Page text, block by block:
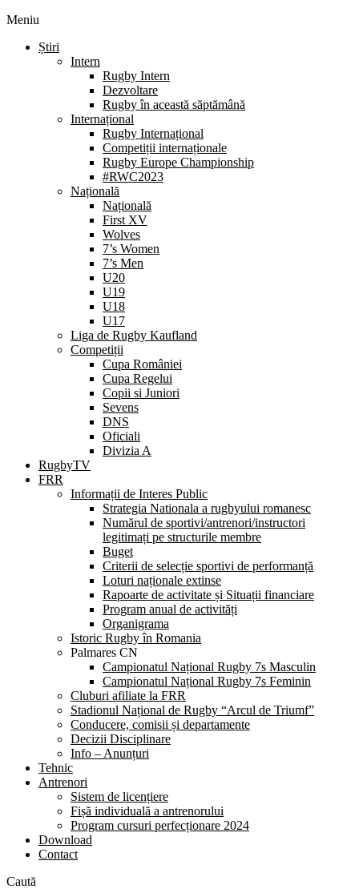
Meniu
Știri
Intern
Rugby Intern
Dezvoltare
Rugby în această săptămână
Internațional
Rugby Internațional
Competiții internaționale
Rugby Europe Championship
#RWC2023
Națională
Națională
First XV
Wolves
7’s Women
7’s Men
U20
U19
U18
U17
Liga de Rugby Kaufland
Competiții
Cupa României
Cupa Regelui
Copii si Juniori
Sevens
DNS
Oficiali
Divizia A
RugbyTV
FRR
Informații de Interes Public
Strategia Nationala a rugbyului romanesc
Numărul de sportivi/antrenori/instructori
legitimați pe structurile membre
Buget
Criterii de selecție sportivi de performanță
Loturi naționale extinse
Rapoarte de activitate și Situații financiare
Program anual de activități
Organigrama
Istoric Rugby în Romania
Palmares CN
Campionatul Național Rugby 7s Masculin
Campionatul Național Rugby 7s Feminin
Cluburi afiliate la FRR
Stadionul Național de Rugby “Arcul de Triumf”
Conducere, comisii și departamente
Decizii Disciplinare
Info – Anunțuri
Tehnic
Antrenori
Sistem de licențiere
Fișă individuală a antrenorului
Program cursuri perfecționare 2024
Download
Contact
Caută